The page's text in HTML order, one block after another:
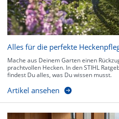
Alles für die perfekte
Mache aus Deinem Garten einen
prachtvollen Hecken. In den STIHL
findest Du alles, was Du wissen musst.
Artikel ansehen